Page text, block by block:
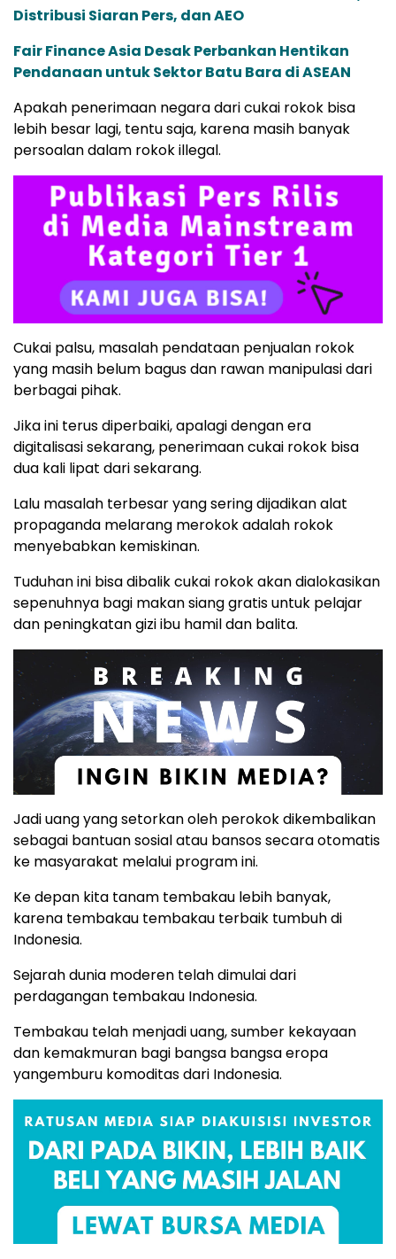
Distribusi Siaran Pers, dan AEO
Fair Finance Asia Desak Perbankan Hentikan
Pendanaan untuk Sektor Batu Bara di ASEAN
Apakah penerimaan negara dari cukai rokok bisa
lebih besar lagi, tentu saja, karena masih banyak
persoalan dalam rokok illegal.
Cukai palsu, masalah pendataan penjualan rokok
yang masih belum bagus dan rawan manipulasi dari
berbagai pihak.
Jika ini terus diperbaiki, apalagi dengan era
digitalisasi sekarang, penerimaan cukai rokok bisa
dua kali lipat dari sekarang.
Lalu masalah terbesar yang sering dijadikan alat
propaganda melarang merokok adalah rokok
menyebabkan kemiskinan.
Tuduhan ini bisa dibalik cukai rokok akan dialokasikan
sepenuhnya bagi makan siang gratis untuk pelajar
dan peningkatan gizi ibu hamil dan balita.
Jadi uang yang setorkan oleh perokok dikembalikan
sebagai bantuan sosial atau bansos secara otomatis
ke masyarakat melalui program ini.
Ke depan kita tanam tembakau lebih banyak,
karena tembakau tembakau terbaik tumbuh di
Indonesia.
Sejarah dunia moderen telah dimulai dari
perdagangan tembakau Indonesia.
Tembakau telah menjadi uang, sumber kekayaan
dan kemakmuran bagi bangsa bangsa eropa
yangemburu komoditas dari Indonesia.